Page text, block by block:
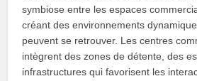
symbiose entre les espaces
créant des environnements
peuvent se retrouver. Les centres
intègrent des zones de détente, des
infrastructures qui favorisent les